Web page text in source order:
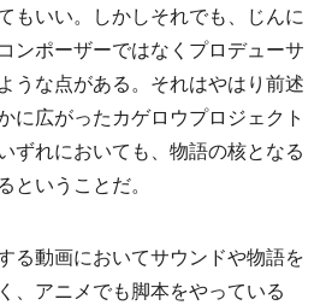
もいい。しかしそれでも、じんに
ンポーザーではなくプロデューサ
うな点がある。それはやはり前述
に広がったカゲロウプロジェクト
ずれにおいても、物語の核となる
いうことだ。
る動画においてサウンドや物語を
、アニメでも脚本をやっている